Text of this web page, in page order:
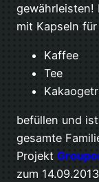
gewährleisten!
mit Kapseln für
Kaffee
Tee
befüllen und
gesamte
Projekt
zum 14.09.2013